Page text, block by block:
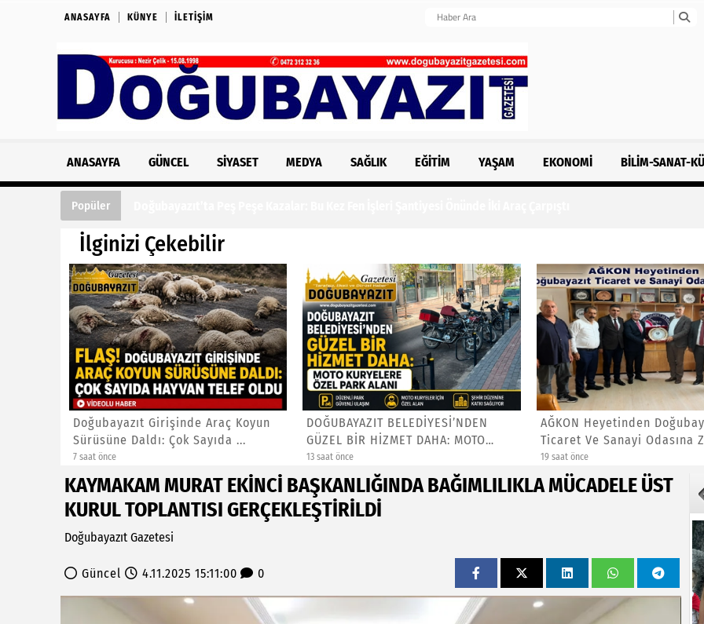
ANASAYFA KÜNYE İLETIŞIM
ANASAYFA GÜNCEL SIYASET MEDYA SAĞLIK EĞITIM YAŞAM EKONOMI BILIM-SANAT-
Popüler
İlginizi Çekebilir
Doğubayazıt Girişinde Araç Koyun
Sürüsüne Daldı: Çok Sayıda ...
7 saat önce
DOĞUBAYAZIT BELEDİYESİ’NDEN
GÜZEL BİR HİZMET DAHA: MOTO
KURY...
13 saat önce
AĞKON Heyetinden
Ticaret Ve Sanayi Odasına
19 saat önce
KAYMAKAM MURAT EKİNCİ BAŞKANLIĞINDA BAĞIMLILIKLA MÜCADELE ÜST
KURUL TOPLANTISI GERÇEKLEŞTİRİLDİ
Doğubayazıt Gazetesi
Güncel 4.11.2025 15:11:00 0